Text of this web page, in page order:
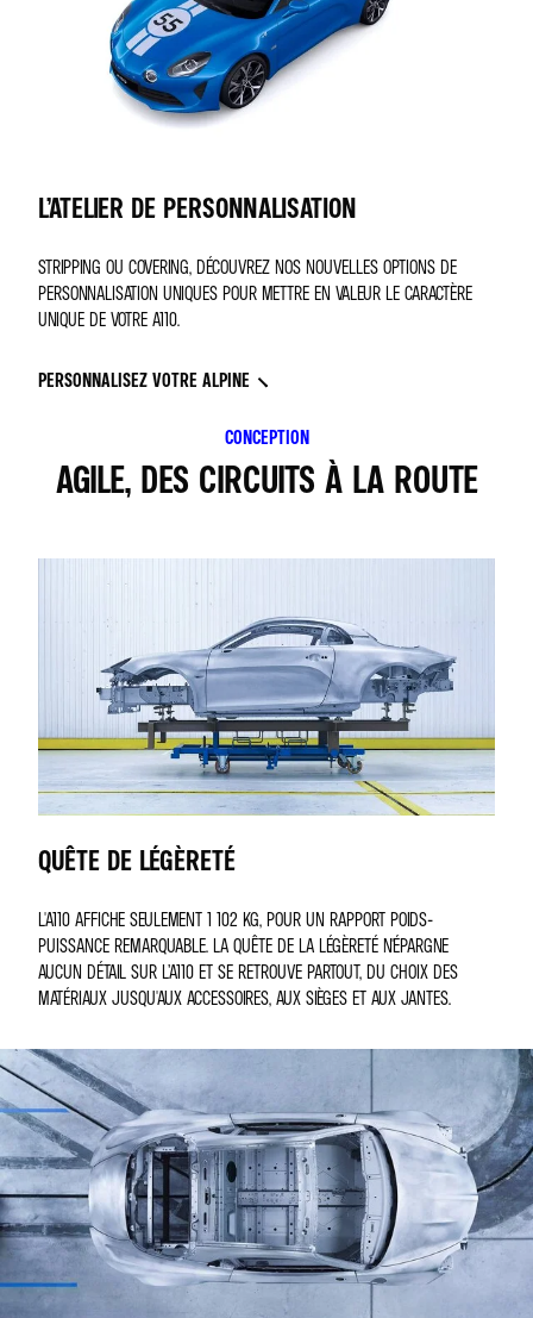
L’ATELIER DE PERSONNALISATION
STRIPPING OU COVERING, DÉCOUVREZ NOS NOUVELLES OPTIONS DE
PERSONNALISATION UNIQUES POUR METTRE EN VALEUR LE CARACTÈRE
UNIQUE DE VOTRE A110.
PERSONNALISEZ VOTRE ALPINE
CONCEPTION
AGILE, DES CIRCUITS À LA ROUTE
QUÊTE DE LÉGÈRETÉ
L'A110 AFFICHE SEULEMENT 1 102 KG, POUR UN RAPPORT POIDS-
PUISSANCE REMARQUABLE. LA QUÊTE DE LA LÉGÈRETÉ N'ÉPARGNE
AUCUN DÉTAIL SUR L’A110 ET SE RETROUVE PARTOUT, DU CHOIX DES
MATÉRIAUX JUSQU'AUX ACCESSOIRES, AUX SIÈGES ET AUX JANTES.